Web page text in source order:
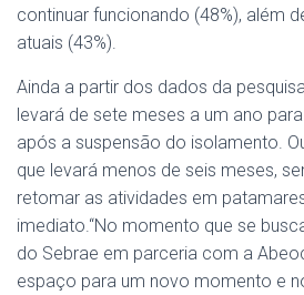
continuar funcionando (48%), além
atuais (43%).
Ainda a partir dos dados da
levará de sete meses a um ano
após a suspensão do isolamento.
que levará menos de seis meses,
retomar as atividades em
imediato.“No momento que se
do Sebrae em parceria com a
espaço para um novo momento e